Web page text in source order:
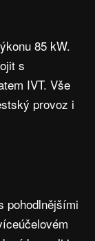
85 kW.
s
IVT. Vše
provoz i
pohodlnějšími